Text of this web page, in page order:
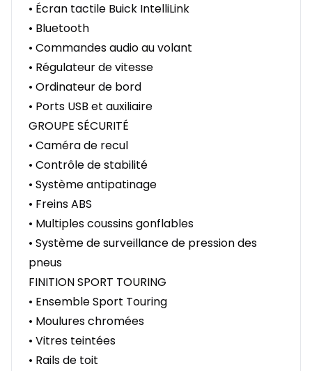
• Écran tactile Buick IntelliLink
• Bluetooth
• Commandes audio au volant
• Régulateur de vitesse
• Ordinateur de bord
• Ports USB et auxiliaire
GROUPE SÉCURITÉ
• Caméra de recul
• Contrôle de stabilité
• Système antipatinage
• Freins ABS
• Multiples coussins gonflables
• Système de surveillance de pression des
pneus
FINITION SPORT TOURING
• Ensemble Sport Touring
• Moulures chromées
• Vitres teintées
• Rails de toit